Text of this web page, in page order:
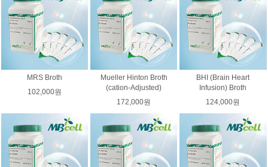
MRS Broth
102,000원
Mueller Hinton Broth
(cation-Adjusted)
172,000원
BHI (Brain Heart
Infusion) Broth
124,000원